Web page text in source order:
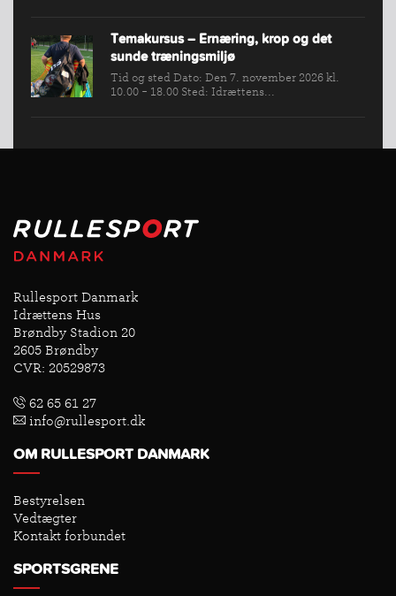
Temakursus – Ernæring, krop og det
sunde træningsmiljø
Tid og sted Dato: Den 7. november 2026 kl.
10.00 - 18.00 Sted: Idrættens...
Rullesport Danmark
Idrættens Hus
Brøndby Stadion 20
2605 Brøndby
CVR: 20529873
62 65 61 27
info@rullesport.dk
OM RULLESPORT DANMARK
Bestyrelsen
Vedtægter
Kontakt forbundet
SPORTSGRENE